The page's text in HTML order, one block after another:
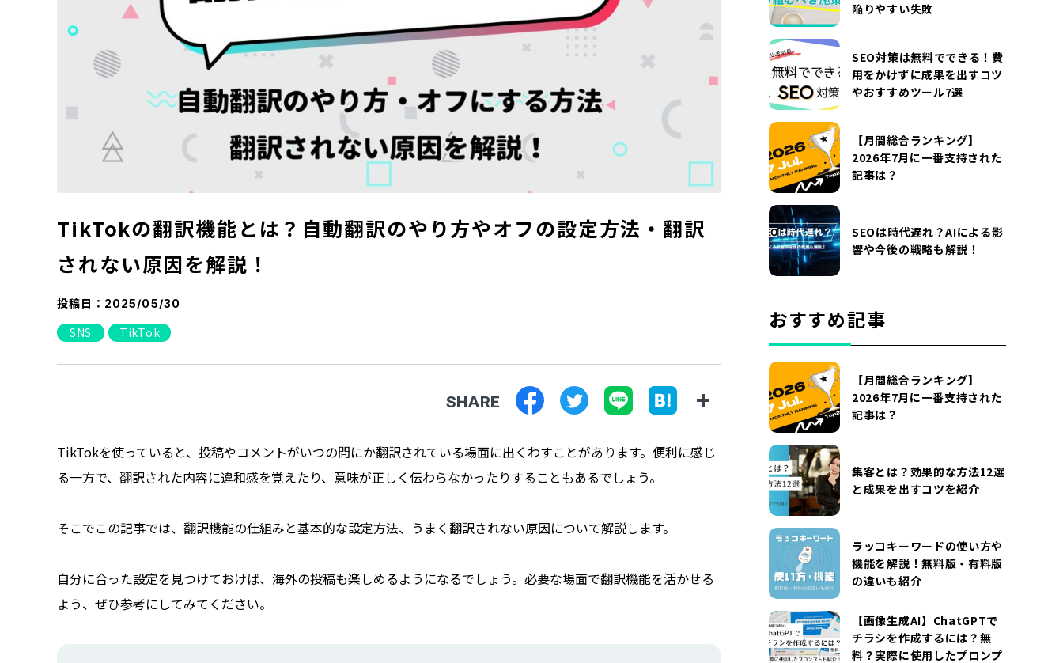
お問い合わせ
『SUNGROVE』について
利用規約
広告掲載に関する規約
特定商取引法に基づく表記
TikTokの翻訳機能とは？自動翻訳のやり方やオフの設定方法・翻訳
されない原因を解説！
投稿日： 2025/05/30
SNS TikTok
SHARE
TikTokを使っていると、投稿やコメントがいつの間にか翻訳されている場面に出くわすことがあります。便利に感じ
る一方で、翻訳された内容に違和感を覚えたり、意味が正しく伝わらなかったりすることもあるでしょう。
そこでこの記事では、翻訳機能の仕組みと基本的な設定方法、うまく翻訳されない原因について解説します。
自分に合った設定を見つけておけば、海外の投稿も楽しめるようになるでしょう。必要な場面で翻訳機能を活かせる
よう、ぜひ参考にしてみてください。
陥りやすい失敗
SEO対策は無料でできる！費
用をかけずに成果を出すコツ
やおすすめツール7選
【月間総合ランキング】
2026年7月に一番支持された
記事は？
SEOは時代遅れ？AIによる影
響や今後の戦略も解説！
おすすめ記事
【月間総合ランキング】
2026年7月に一番支持された
記事は？
集客とは？効果的な方法12選
と成果を出すコツを紹介
ラッコキーワードの使い方や
機能を解説！無料版・有料版
の違いも紹介
【画像生成AI】ChatGPTで
チラシを作成するには？無
料？実際に使用したプロンプ